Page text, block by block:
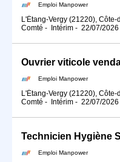
Emploi Manpower
L'Étang-Vergy (21220),
Comté - Intérim - 22/07/2026
Ouvrier viticole
Emploi Manpower
L'Étang-Vergy (21220),
Comté - Intérim - 22/07/2026
Emploi Manpower